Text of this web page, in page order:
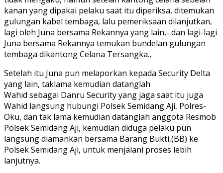
kanan yang dipakai pelaku saat itu diperiksa, ditemukan
gulungan kabel tembaga, lalu pemeriksaan dilanjutkan,
lagi oleh Juna bersama Rekannya yang lain,- dan lagi-lagi
Juna bersama Rekannya temukan bundelan gulungan
tembaga dikantong Celana Tersangka.,
Setelah itu Juna pun melaporkan kepada Security Delta
yang lain, taklama kemudian datanglah
Wahid sebagai Danru Security yang jaga saat itu juga
Wahid langsung hubungi Polsek Semidang Aji, Polres-
Oku, dan tak lama kemudian datanglah anggota Resmob
Polsek Semidang Aji, kemudian diduga pelaku pun
langsung diamankan bersama Barang Bukti,(BB) ke
Polsek Semidang Aji, untuk menjalani proses lebih
lanjutnya.